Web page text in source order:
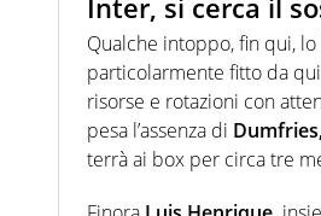
Qualche intoppo, fin qui,
particolarmente fitto da
risorse e rotazioni con
pesa l’assenza di
terrà ai box per circa tre